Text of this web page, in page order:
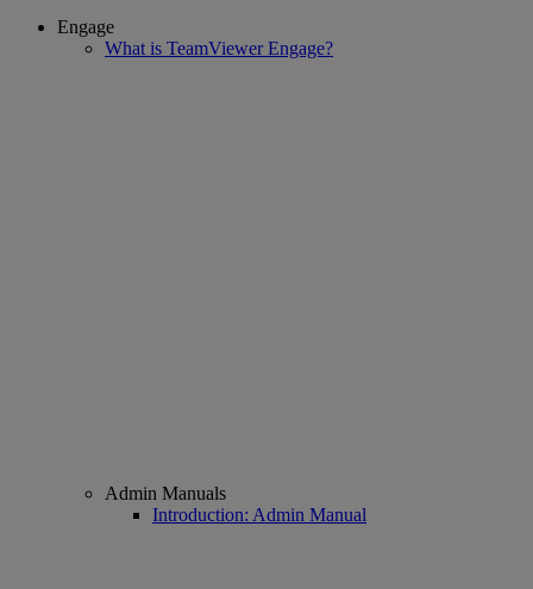
Engage
What is TeamViewer Engage?
Admin Manuals
Introduction: Admin Manual